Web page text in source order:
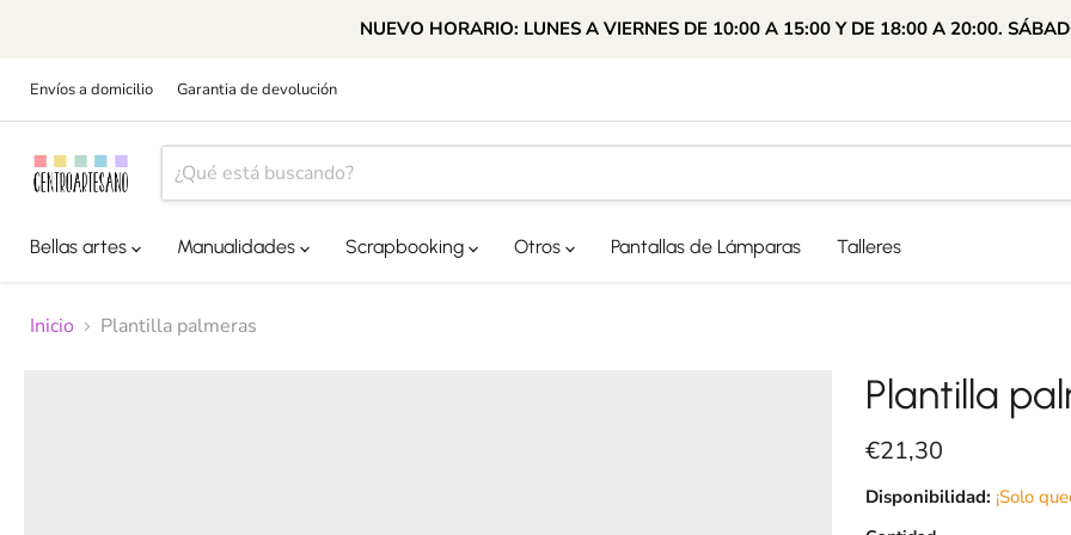
NUEVO HORARIO: LUNES A VIERNES DE 10:00 A 15:00 Y DE 18:00 A 20:00.
Envíos a domicilio Garantia de devolución
Bellas artes Manualidades Scrapbooking Otros Pantallas de Lámparas Talleres
Inicio Plantilla palmeras
Plantilla
Precio actual
€21,30
Disponibilidad: ¡Solo